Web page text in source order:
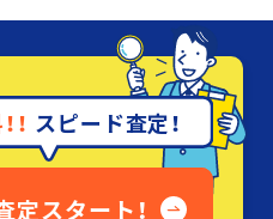
！ スピード査定！
定スタート！
採用情報
簡単！不動産査定